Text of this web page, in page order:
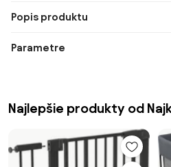
Popis produktu
Parametre
Najlepšie produkty od